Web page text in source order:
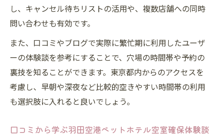
し、キャンセル待ちリストの活用や、複数店舗への同時
問い合わせも有効です。
また、口コミやブログで実際に繁忙期に利用したユーザ
ーの体験談を参考にすることで、穴場の時間帯や予約の
裏技を知ることができます。東京都内からのアクセスを
考慮し、早朝や深夜など比較的空きやすい時間帯の利用
も選択肢に入れると良いでしょう。
口コミから学ぶ羽田空港ペットホテル空室確保体験談